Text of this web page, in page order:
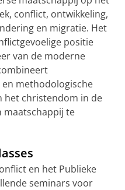
conflict, ontwikkeling,
en migratie. Het
positie
van de moderne
methodologische
het christendom in de
maatschappij te
en het Publieke
seminars voor